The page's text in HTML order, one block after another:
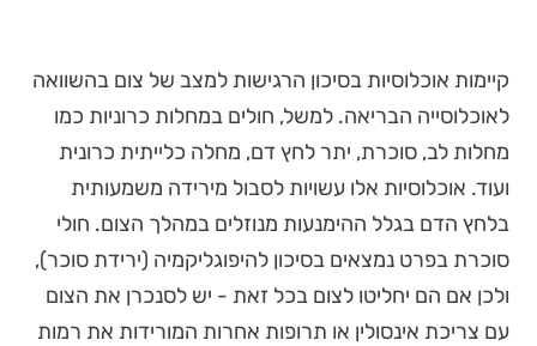
קיימות אוכלוסיות בסיכון הרגישות למצב של צום בהשוואה
לאוכלוסייה הבריאה. למשל, חולים במחלות כרוניות כמו
מחלות לב, סוכרת, יתר לחץ דם, מחלה כלייתית כרונית
ועוד. אוכלוסיות אלו עשויות לסבול מירידה משמעותית
בלחץ הדם בגלל ההימנעות מנוזלים במהלך הצום. חולי
סוכרת בפרט נמצאים בסיכון להיפוגליקמיה (ירידת סוכר),
ולכן אם הם יחליטו לצום בכל זאת - יש לסנכרן את הצום
עם צריכת אינסולין או תרופות אחרות המורידות את רמות